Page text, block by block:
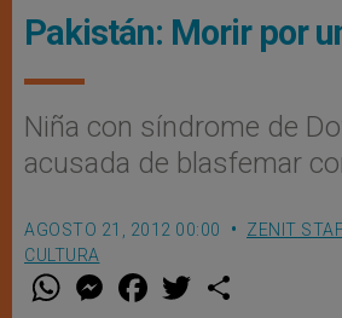
Pakistán: Morir por
Niña con síndrome de
acusada de blasfemar
AGOSTO 21, 2012 00:00 ZENIT
CULTURA
W M
e
F
a w